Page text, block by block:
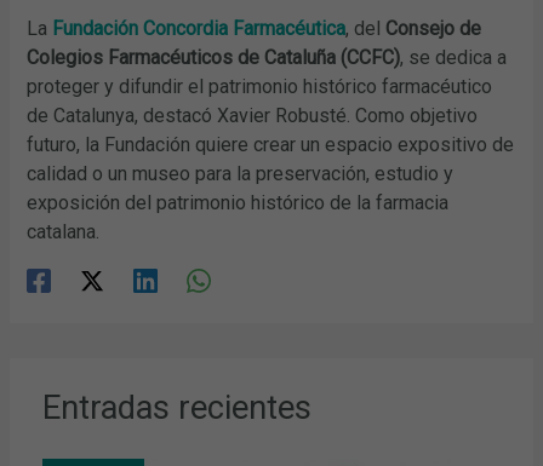
La Fundación Concordia Farmacéutica, del Consejo de
Colegios Farmacéuticos de Cataluña (CCFC), se dedica a
proteger y difundir el patrimonio histórico farmacéutico
de Catalunya, destacó Xavier Robusté. Como objetivo
futuro, la Fundación quiere crear un espacio expositivo de
calidad o un museo para la preservación, estudio y
exposición del patrimonio histórico de la farmacia
catalana.
Entradas recientes